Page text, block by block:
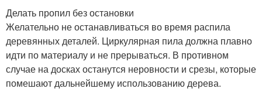
Делать пропил без остановки
Желательно не останавливаться во время распила
деревянных деталей. Циркулярная пила должна плавно
идти по материалу и не прерываться. В противном
случае на досках останутся неровности и срезы, которые
помешают дальнейшему использованию дерева.